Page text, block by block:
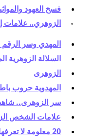
فسخ العهود
الزوهري..
المهدي وسر الرقم 5
السلالة الزوهرية
الزوهرى
المهدوية حروب
سر الزوهرى..
علامات الشخص
20 معلومة لا تعرفها عن الانسان الزوهري